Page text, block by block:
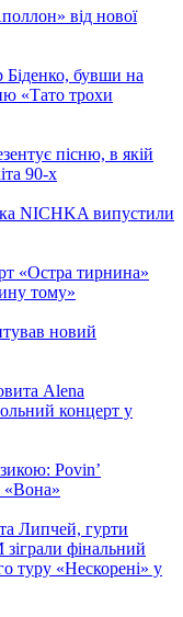
від нової
Біденко, бувши на
«Тато трохи
пісню, в якій
90-х
NICHKA випустили
«Остра тирнина»
тому»
новий
Alena
концерт у
Povin’
«Вона»
Липчей, гурти
фінальний
туру «Нескорені» у